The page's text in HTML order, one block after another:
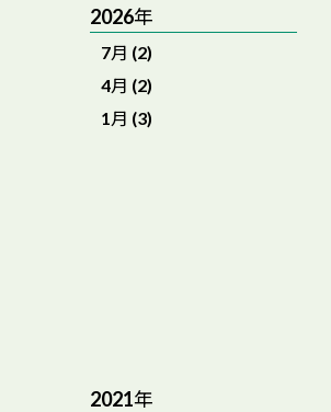
2026年
7月 (2)
4月 (2)
1月 (3)
2021年